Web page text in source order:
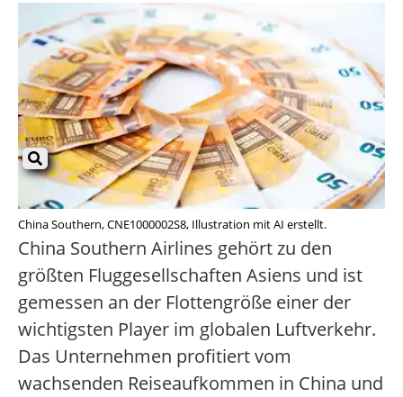
China Southern, CNE1000002S8, Illustration mit AI erstellt.
China Southern Airlines gehört zu den
größten Fluggesellschaften Asiens und ist
gemessen an der Flottengröße einer der
wichtigsten Player im globalen Luftverkehr.
Das Unternehmen profitiert vom
wachsenden Reiseaufkommen in China und